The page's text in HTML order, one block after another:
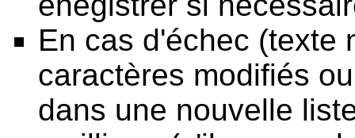
En cas d'échec (texte
caractères modifiés
dans une nouvelle